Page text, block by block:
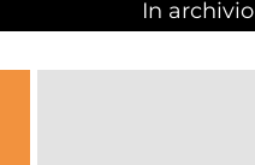
In archivio